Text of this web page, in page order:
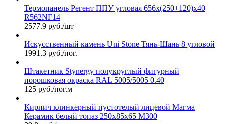
Термопанель Регент ППУ угловая 656х(250+120)х40
R562NF14
2577.9 руб./шт
Искусственный камень Uni Stone Тянь-Шань 8 угловой
1991.3 руб./пог.
Штакетник Stynergy полукруглый фигурный
порошковая окраска RAL 5005/5005 0.40
125 руб./пог.м
Кирпич клинкерный пустотелый лицевой Магма
Керамик белый топаз 250х85х65 М300